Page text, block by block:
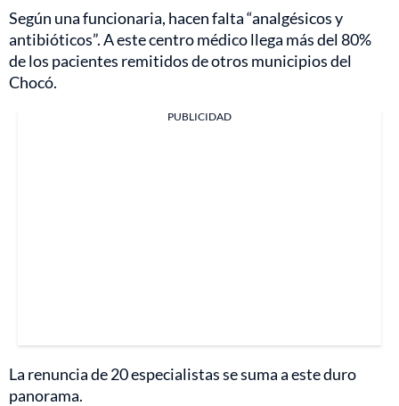
Según una funcionaria, hacen falta “analgésicos y
antibióticos”. A este centro médico llega más del 80%
de los pacientes remitidos de otros municipios del
Chocó.
PUBLICIDAD
La renuncia de 20 especialistas se suma a este duro
panorama.